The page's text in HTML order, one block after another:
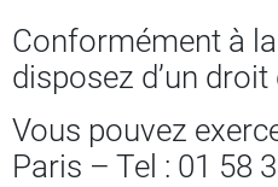
Conformément à
disposez d’un
Vous pouvez
Paris – Tel : 01 58